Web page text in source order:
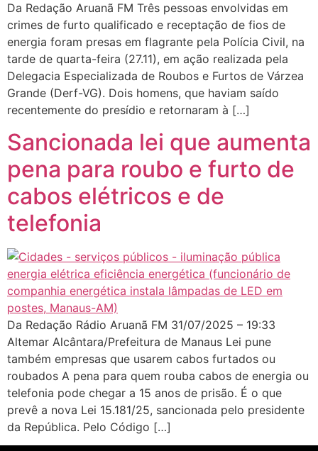
Da Redação Aruanã FM Três pessoas envolvidas em
crimes de furto qualificado e receptação de fios de
energia foram presas em flagrante pela Polícia Civil, na
tarde de quarta-feira (27.11), em ação realizada pela
Delegacia Especializada de Roubos e Furtos de Várzea
Grande (Derf-VG). Dois homens, que haviam saído
recentemente do presídio e retornaram à […]
Sancionada lei que aumenta
pena para roubo e furto de
cabos elétricos e de
telefonia
Da Redação Rádio Aruanã FM 31/07/2025 – 19:33
Altemar Alcântara/Prefeitura de Manaus Lei pune
também empresas que usarem cabos furtados ou
roubados A pena para quem rouba cabos de energia ou
telefonia pode chegar a 15 anos de prisão. É o que
prevê a nova Lei 15.181/25, sancionada pelo presidente
da República. Pelo Código […]